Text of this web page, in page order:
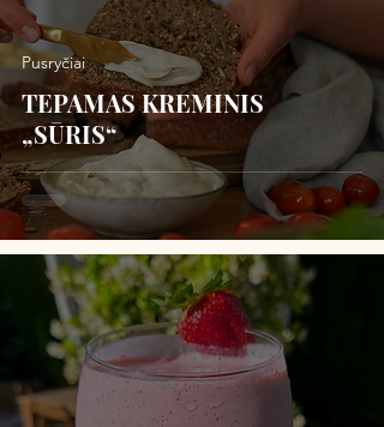
TEPAMAS KREMINIS
„SŪRIS“
Pusryčiai